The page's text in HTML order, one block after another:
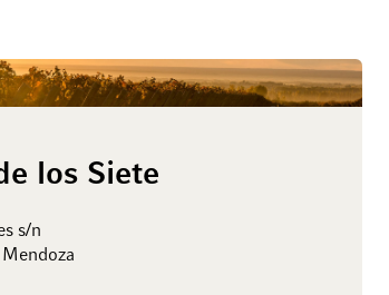
los Siete
s/n